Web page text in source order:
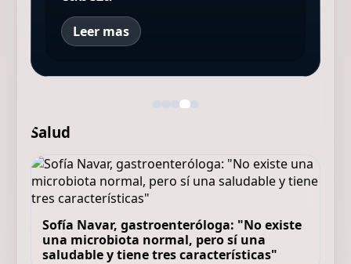
Leer mas
Salud
Sofía Navar, gastroenteróloga: "No existe
una microbiota normal, pero sí una
saludable y tiene tres características"